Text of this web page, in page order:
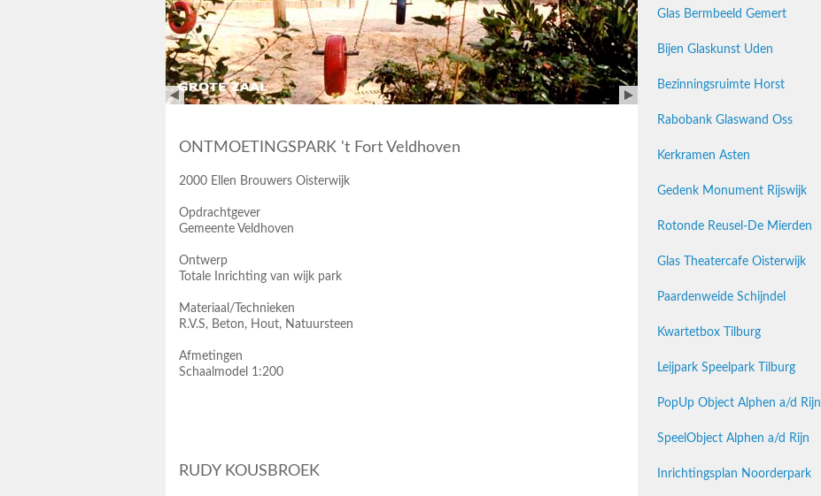
ONTMOETINGSPARK 't Fort Veldhoven
2000 Ellen Brouwers Oisterwijk
Opdrachtgever
Gemeente Veldhoven
Ontwerp
Totale Inrichting van wijk park
Materiaal/Technieken
R.V.S, Beton, Hout, Natuursteen
Afmetingen
Schaalmodel 1:200
RUDY KOUSBROEK
Glas Bermbeeld Gemert
Bijen Glaskunst Uden
Bezinningsruimte Horst
Rabobank Glaswand Oss
Kerkramen Asten
Gedenk Monument Rijswijk
Rotonde Reusel-De Mierden
Glas Theatercafe Oisterwijk
Paardenweide Schijndel
Kwartetbox Tilburg
Leijpark Speelpark Tilburg
PopUp Object Alphen a/d Rijn
SpeelObject Alphen a/d Rijn
Inrichtingsplan Noorderpark